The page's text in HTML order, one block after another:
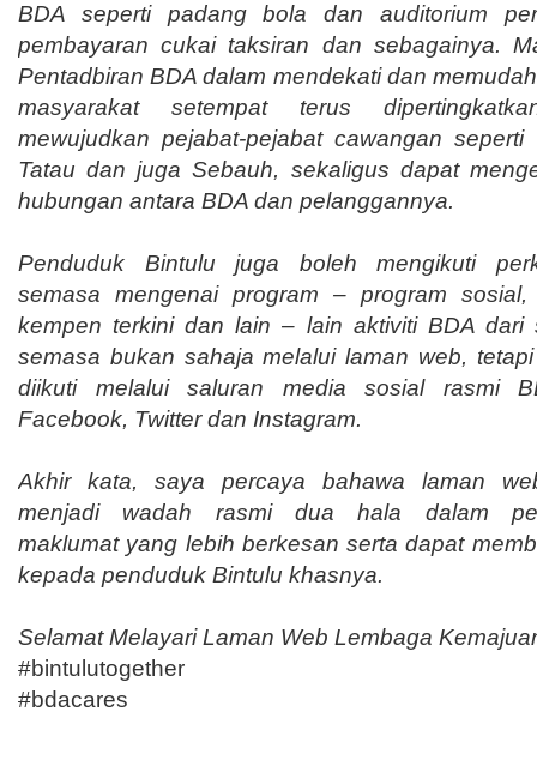
BDA seperti padang bola dan auditorium
pembayaran cukai taksiran dan sebagainya.
Pentadbiran BDA dalam mendekati dan
masyarakat setempat terus
mewujudkan pejabat-pejabat cawangan
Tatau dan juga Sebauh, sekaligus dapat
hubungan antara BDA dan pelanggannya.
Penduduk Bintulu juga boleh mengikuti
semasa mengenai program – program
kempen terkini dan lain – lain aktiviti BDA dari
semasa bukan sahaja melalui laman web,
diikuti melalui saluran media sosial rasmi
Facebook, Twitter dan Instagram.
Akhir kata, saya percaya bahawa laman
menjadi wadah rasmi dua hala dalam
maklumat yang lebih berkesan serta dapat
kepada penduduk Bintulu khasnya.
Selamat Melayari Laman Web Lembaga
#bintulutogether
#bdacares